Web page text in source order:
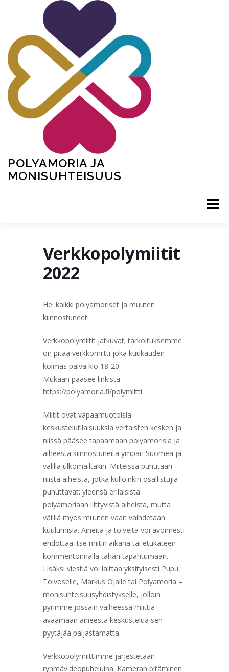
POLYAMORIA JA
MONISUHTEISUUS
Valikko
YHDISTYS KAUPPA
Verkkopolymiitit
2022
Hei kaikki polyamoriset ja muuten
kiinnostuneet!
Verkkopolymiitit jatkuvat; tarkoituksemme
on pitää verkkomiitti joka kuukauden
kolmas päivä klo 18-20.
Mukaan pääsee linkistä
https://polyamoria.fi/polymiitti
Miitit ovat vapaamuotoisia
keskustelutilaisuuksia vertaisten kesken ja
niissä pääsee tapaamaan polyamorisia ja
aiheesta kiinnostuneita ympäri Suomea ja
välillä ulkomailtakin. Miiteissä puhutaan
niistä aiheista, jotka kulloinkin osallistujia
puhuttavat: yleensä erilaisista
polyamoriaan liittyvistä aiheista, mutta
välillä myös muuten vaan vaihdetaan
kuulumisia. Aiheita ja toiveita voi avoimesti
ehdottaa itse miitin aikana tai etukäteen
kommentoimalla tähän tapahtumaan.
Lisäksi viestiä voi laittaa yksityisesti Pupu
Toivoselle, Markus Ojalle tai Polyamoria –
monisuhteisuusyhdistykselle, jolloin
pyrimme jossain vaiheessa miittiä
avaamaan aiheesta keskustelua sen
pyytäjää paljastamatta.
Verkkopolymiittimme järjestetään
ryhmävideopuheluina. Kameran pitäminen